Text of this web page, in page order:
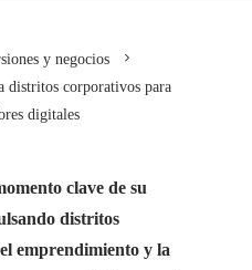
y negocios
distritos corporativos para
digitales
clave de su
distritos
emprendimiento y la